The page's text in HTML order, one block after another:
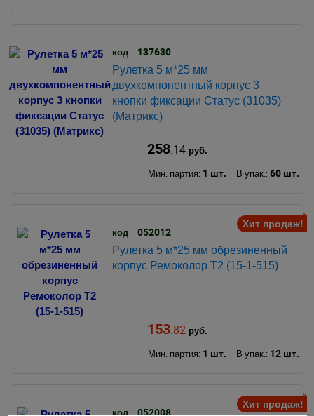
код 137630
Рулетка 5 м*25 мм
двухкомпонентный корпус 3
кнопки фиксации Статус (31035)
(Матрикс)
258.14руб.
Мин. партия: 1 шт. В упак.: 60 шт.
Хит продаж!
код 052012
Рулетка 5 м*25 мм обрезиненный
корпус Ремоколор Т2 (15-1-515)
153.82 руб.
Мин. партия: 1 шт. В упак.: 12 шт.
Хит продаж!
код 052008